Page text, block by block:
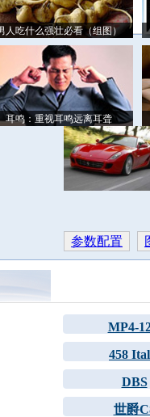
人吃什么强壮必看（组图）
耳鸣：重视耳鸣远离耳聋
参数配置
MP4-
458
DBS
世爵